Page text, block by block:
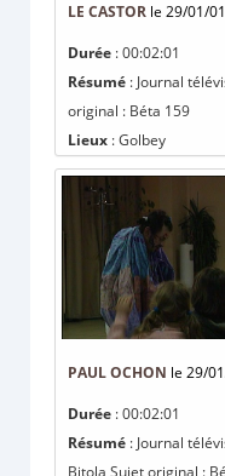
LE CASTOR le 29/01/01
Durée : 00:02:01
Résumé : Journal
original : Béta 159
Lieux : Golbey
PAUL OCHON le 29/
Durée : 00:02:01
Résumé : Journal
Bitola Sujet original :